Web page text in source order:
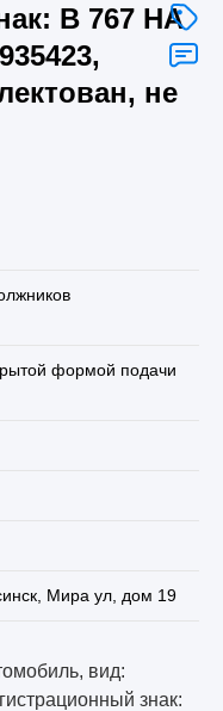
В 767 НА
не
формой подачи
Мира ул, дом 19
вид:
знак: